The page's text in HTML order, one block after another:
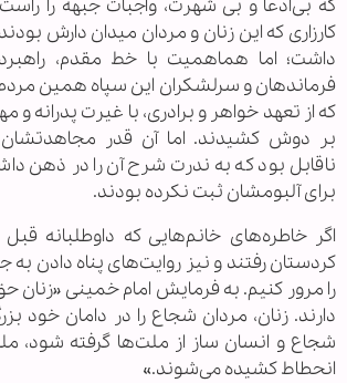
که بی‌ادعا و بی شهرت، واجبات جبهه را
کارزاری که این زنان و مردان میدان دارش
داشت؛ اما هماهمیت با خط مقدم،
فرماندهان و سرلشکران این سپاه همین مردم
که از تعهد خواهر و برادری، با غیرت پدرانه و
بر دوش کشیدند. اما آن قدر
ناقابل بود که به ندرت شرح آن را در ذهن
برای آلبومشان ثبت نکرده بودند.
اگر خاطره‌های خانم‌هایی که داوطلبانه
کردستان رفتند و نیز روایت‌های پناه دادن به
را مرور کنیم. به فرمایش امام خمینی «زنان
دارند. زنان، مردان شجاع را در دامان خود
شجاع و انسان ساز از ملت‌ها گرفته
انحطاط کشیده می‌شوند.»